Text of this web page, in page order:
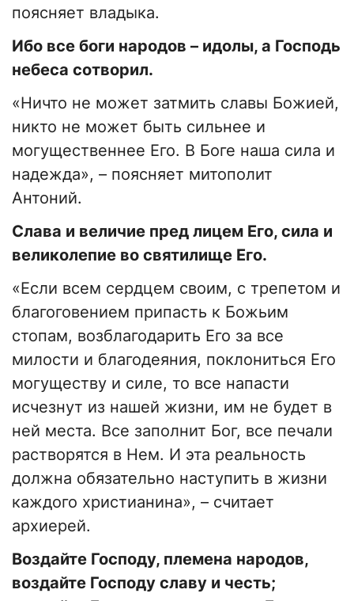
поясняет владыка.
Ибо все боги народов – идолы, а Господь
небеса сотворил.
«Ничто не может затмить славы Божией,
никто не может быть сильнее и
могущественнее Его. В Боге наша сила и
надежда», – поясняет митополит
Антоний.
Слава и величие пред лицем Его, сила и
великолепие во святилище Его.
«Если всем сердцем своим, с трепетом и
благоговением припасть к Божьим
стопам, возблагодарить Его за все
милости и благодеяния, поклониться Его
могуществу и силе, то все напасти
исчезнут из нашей жизни, им не будет в
ней места. Все заполнит Бог, все печали
растворятся в Нем. И эта реальность
должна обязательно наступить в жизни
каждого христианина», – считает
архиерей.
Воздайте Господу, племена народов,
воздайте Господу славу и честь;